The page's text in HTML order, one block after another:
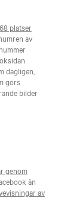
platser
av
dagligen,
görs
bilder
genom
än
av